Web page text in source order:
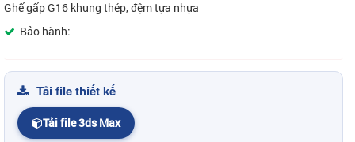
Ghế gấp G16 khung thép, đệm tựa nhựa
Bảo hành:
Tải file thiết kế
Tải file 3ds Max